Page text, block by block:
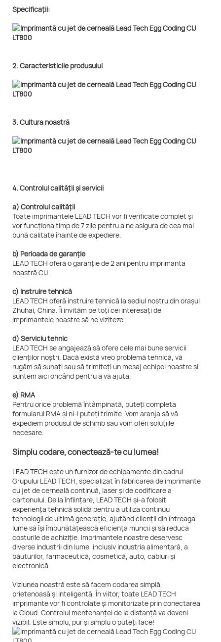
Specificații:
2. Caracteristicile produsului
3. Cultura noastră
4. Controlul calității și servicii
a) Controlul calității
Toate imprimantele LEAD TECH vor fi verificate complet și
vor funcționa timp de 7 zile pentru a ne asigura de cea mai
bună calitate înainte de expediere.
b) Perioada de garanție
LEAD TECH oferă o garanție de 2 ani pentru imprimanta
noastră CIJ.
c) Instruire tehnică
LEAD TECH oferă instruire tehnică la sediul nostru din orașul
Zhuhai, China. Îi invităm pe toți cei interesați de
imprimantele noastre să ne viziteze.
d) Serviciu tehnic
LEAD TECH se angajează să ofere cele mai bune servicii
clienților noștri. Dacă există vreo problemă tehnică, vă
rugăm să sunați sau să trimiteți un mesaj echipei noastre și
suntem aici oricând pentru a vă ajuta.
e) RMA
Pentru orice problemă întâmpinată, puteți completa
formularul RMA și ni-l puteți trimite. Vom aranja să vă
expediem produsul de schimb sau vom oferi soluțiile
necesare.
Simplu codare, conectează-te cu lumea!
LEAD TECH este un furnizor de echipamente din cadrul
Grupului LEAD TECH, specializat în fabricarea de imprimante
cu jet de cerneală continuă, laser și de codificare a
cartonului. De la înființare, LEAD TECH și-a folosit
experiența tehnică solidă pentru a utiliza continuu
tehnologii de ultimă generație, ajutând clienții din întreaga
lume să își îmbunătățească eficiența muncii și să reducă
costurile de achiziție. Imprimantele noastre deservesc
diverse industrii din lume, inclusiv industria alimentară, a
băuturilor, farmaceutică, cosmetică, auto, cabluri și
electronică.
Viziunea noastră este să facem codarea simplă,
prietenoasă și inteligentă. În viitor, toate LEAD TECH
imprimante vor fi controlate și monitorizate prin conectarea
la Cloud. Controlul mentenanței de la distanță va deveni
vizibil. Este simplu, pur și simplu o puteți face!